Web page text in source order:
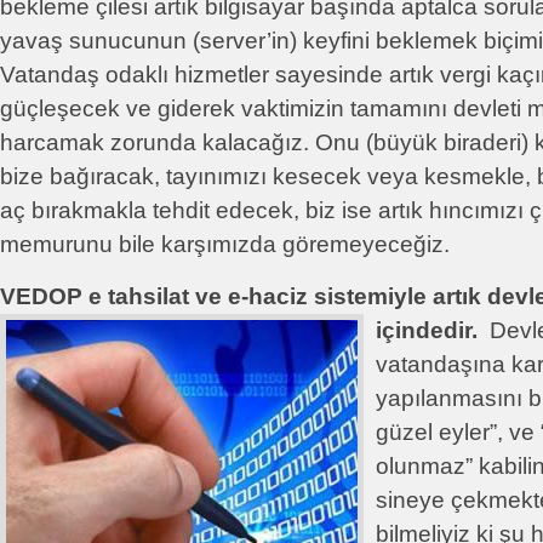
bekleme çilesi artık bilgisayar başında aptalca
yavaş sunucunun (server’in) keyfini beklemek
Vatandaş odaklı hizmetler sayesinde artık vergi
güçleşecek ve giderek vaktimizin tamamını devleti
harcamak zorunda kalacağız. Onu (büyük biraderi)
bize bağıracak, tayınımızı kesecek veya kesmekle,
aç bırakmakla tehdit edecek, biz ise artık hıncımızı
memurunu bile karşımızda göremeyeceğiz.
VEDOP e tahsilat ve e-haciz sistemiyle artık
içindedir.
vatandaşına
yapılanmasını
güzel eyler”, ve
olunmaz”
sineye
bilmeliyiz ki şu